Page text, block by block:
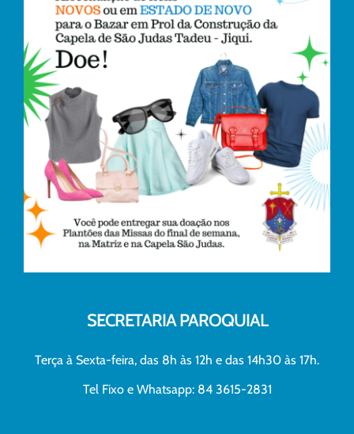
SECRETARIA PAROQUIAL
Terça à Sexta-feira, das 8h às 12h e das 14h30 às 17h.
Tel Fixo e Whatsapp: 84 3615-2831